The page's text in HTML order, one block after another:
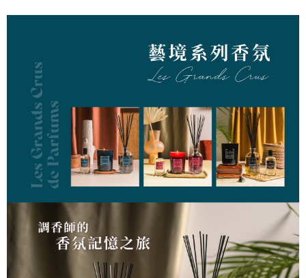
３．未成年的使用者請事先徵得法定代理人或監護人之同意方可使用
「AFTEE先享後付」，若未經同意申辦者引起之損失，本公司不負相關責
４．使用「AFTEE先享後付」時，將依據個別帳號之用戶狀況，依本公司即
時審查核予不同之上限額度；若仍有額度不足之情形，本公司將視審查結果
請求用戶進行身份認證。
５．嚴禁一人註冊多個帳號或使用他人資訊註冊。若發現惡意使用之情形，
恩沛科技股份有限公司將有權停止該用戶之使用額度並採取法律行動。